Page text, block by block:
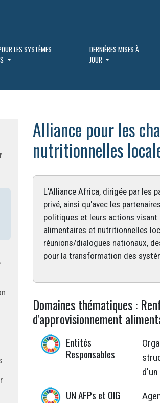
LES SYSTÈMES
DERNIÈRES MISES À
JOUR
Alliance pour les
nutritionnelles
L'Alliance Africa, dirigée par les
privé, ainsi qu'avec les
politiques et leurs actions visant
alimentaires et nutritionnelles
réunions/dialogues nationaux,
pour la transformation des
Domaines thématiques :
d'approvisionnement
Entités
Responsables
UN AFPs et OIG